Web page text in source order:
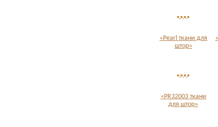
«Pearl ткани для
штор»
«PR32003 ткани
для штор»